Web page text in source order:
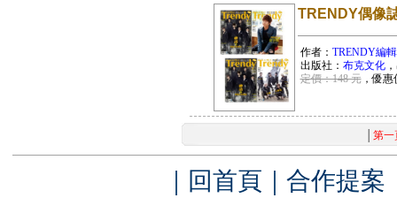
TRENDY偶像
作者： TRENDY編
出版社： 布克文化
定價：148 元，優惠
第一
｜ 回首頁 ｜ 合作提案